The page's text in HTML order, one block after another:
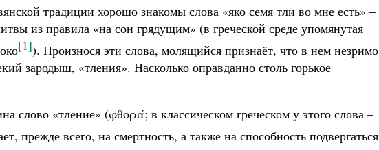
традиции хорошо знакомы слова «яко семя тли во мне есть» –
из правила «на сон грядущим» (в греческой среде упомянутая
[1]). Произнося эти слова, молящийся признаёт, что в нем незримо
зародыш, «тления». Насколько оправданно столь горькое
слово «тление» (φθορά; в классическом греческом у этого слова –
прежде всего, на смертность, а также на способность подвергаться